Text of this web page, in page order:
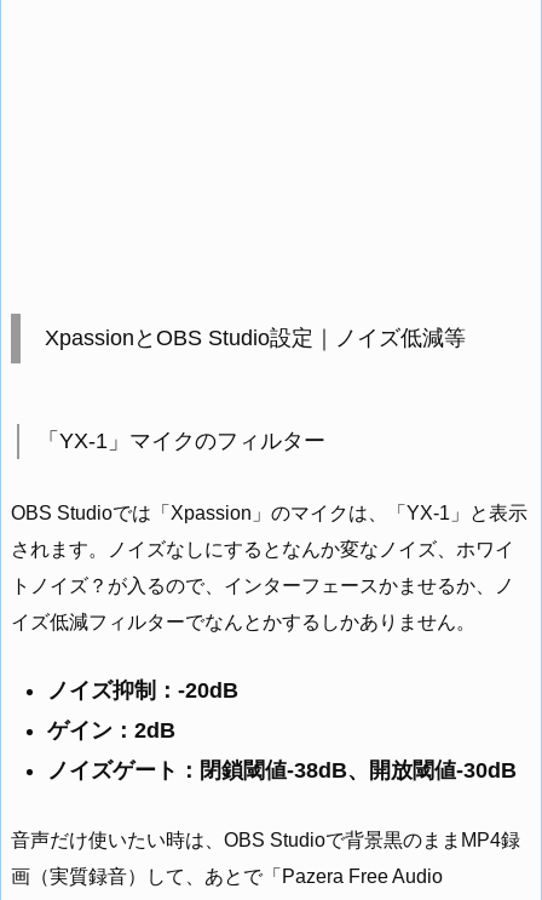
XpassionとOBS Studio設定｜ノイズ低減等
「YX-1」マイクのフィルター
OBS Studioでは「Xpassion」のマイクは、「YX-1」と表示
されます。ノイズなしにするとなんか変なノイズ、ホワイ
トノイズ？が入るので、インターフェースかませるか、ノ
イズ低減フィルターでなんとかするしかありません。
ノイズ抑制：-20dB
ゲイン：2dB
ノイズゲート：閉鎖閾値-38dB、開放閾値-30dB
音声だけ使いたい時は、OBS Studioで背景黒のままMP4録
画（実質録音）して、あとで「Pazera Free Audio